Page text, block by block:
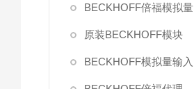
BECKHOFF倍福模拟量
原装BECKHOFF模块
BECKHOFF模拟量输入